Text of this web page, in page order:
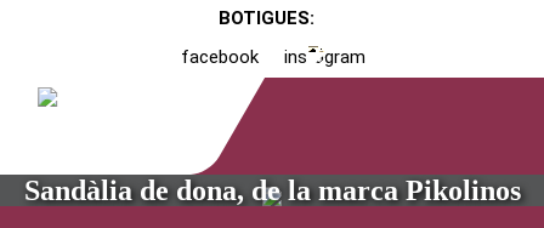
BOTIGUES:
facebook
instagram
Sandàlia de dona, de la marca Pikolinos